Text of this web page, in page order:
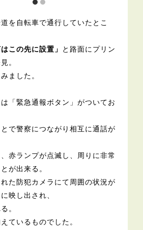
を自転車で通行していたとこ
この先に設置」
と路面にプリン
。
ました。
「緊急通報ボタン」がついてお
とで警察につながり相互に通話が
赤ランプが点滅し、周りに非常
が出来る。
れた防犯カメラにて周囲の状況が
映し出され、
。
ているものでした。